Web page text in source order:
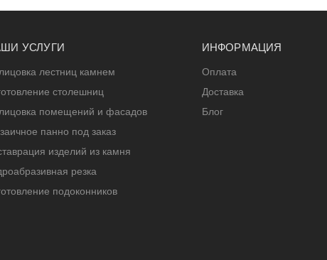
УСЛУГИ
лестниц камнем
столешниц
помещений и фасадов
панно под заказ
изделий из камня
резка
подоконников
ИНФОРМАЦИЯ
Оплата
Доставка
Блог